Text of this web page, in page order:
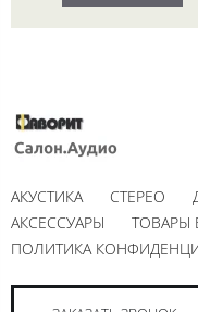
АКУСТИКА СТЕРЕО
АКСЕССУАРЫ
ТОВАРЫ
ПОЛИТИКА